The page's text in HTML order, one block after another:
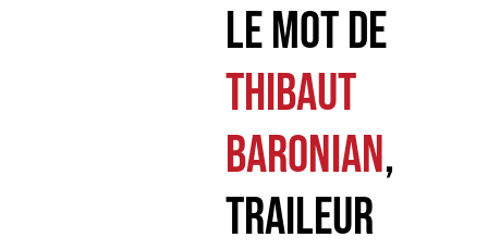
Le mot de
THIBAUT
BARONIAN,
TRAILEUR